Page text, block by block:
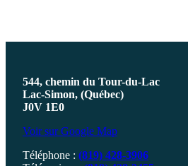
544, chemin du Tour-du-Lac
Lac-Simon, (Québec)
J0V 1E0
Voir sur Google Map
Téléphone : (819) 428-3906